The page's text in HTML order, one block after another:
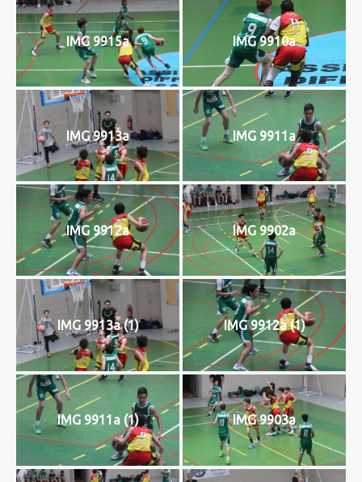
IMG 9915a IMG 9910a
IMG 9913a IMG 9911a
IMG 9912a IMG 9902a
IMG 9913a (1) IMG 9912a (1)
IMG 9911a (1) IMG 9903a